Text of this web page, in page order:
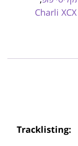
Charli XCX
Tracklisting: